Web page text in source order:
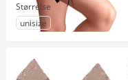
Størrelse
til Størrelse
unisize